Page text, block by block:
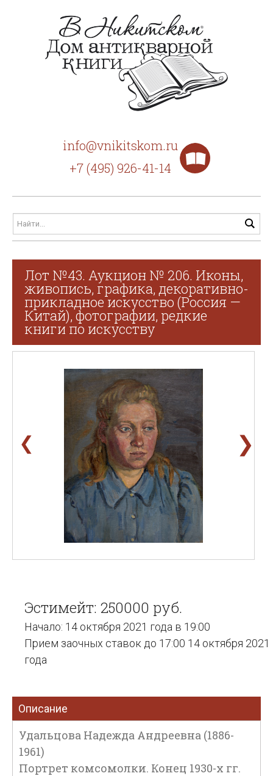
info@vnikitskom.ru
+7 (495) 926-41-14
Лот №43. Аукцион № 206. Иконы,
живопись, графика, декоративно-
прикладное искусство (Россия —
Китай), фотографии, редкие
книги по искусству
❮ ❯
Эстимейт: 250000 руб.
Начало: 14 октября 2021 года в 19:00
Прием заочных ставок до 17:00 14 октября 2021
года
Описание
Удальцова Надежда Андреевна (1886-
1961)
Портрет комсомолки. Конец 1930-х гг.